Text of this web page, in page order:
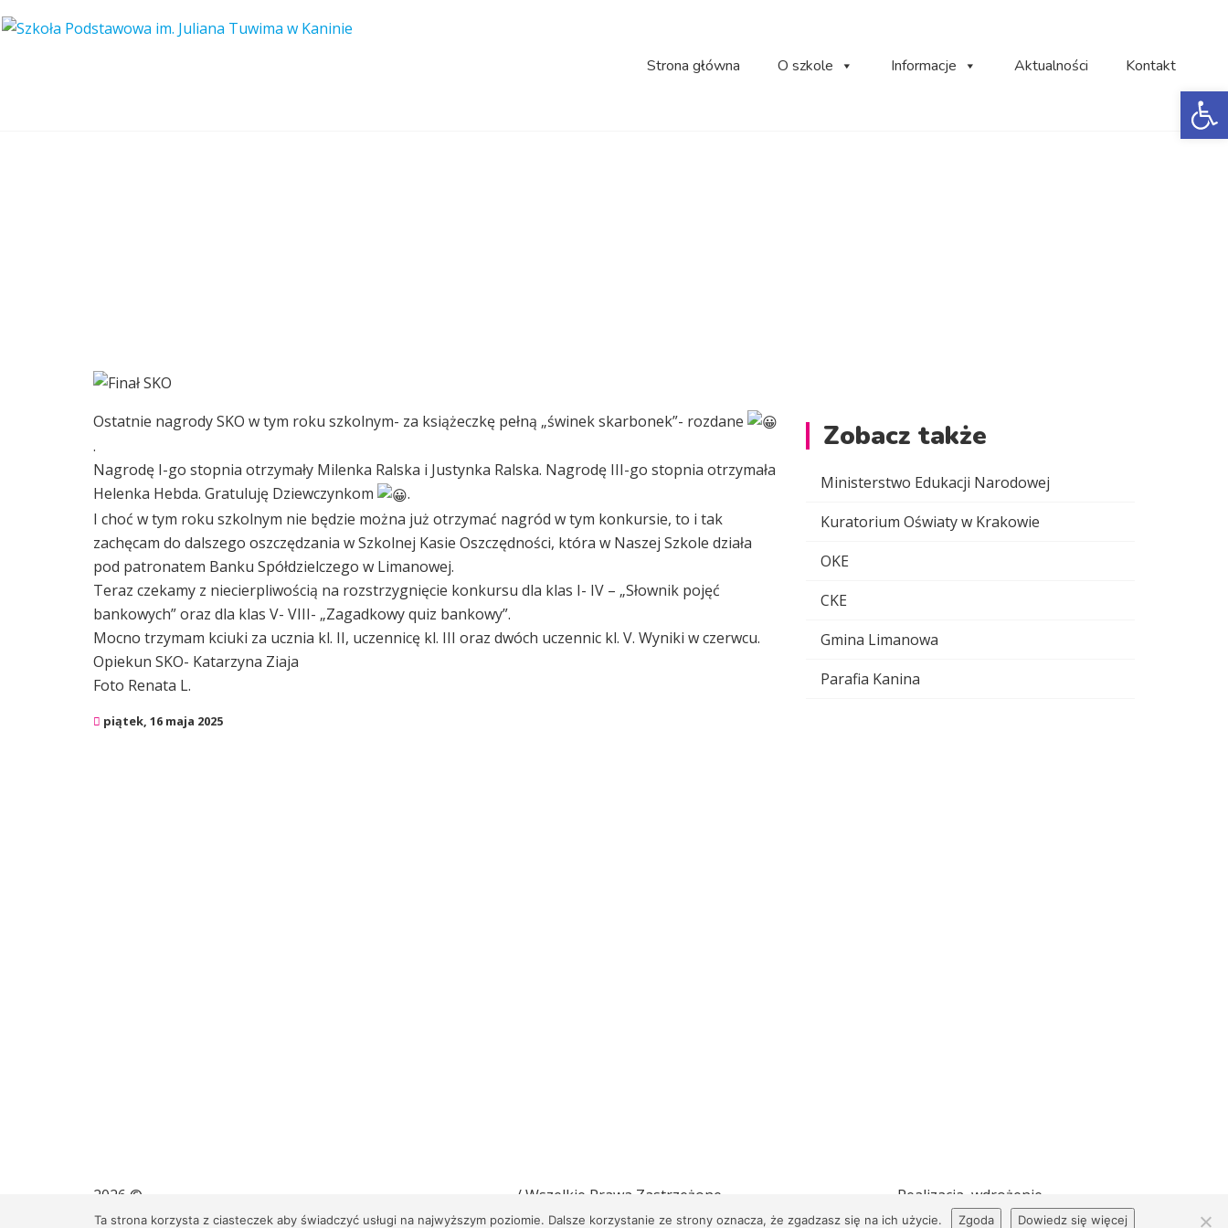
Strona główna O szkole Informacje Aktualności Kontakt
Ostatnie nagrody SKO w tym roku szkolnym- za książeczkę pełną „świnek skarbonek”- rozdane
.
Nagrodę I-go stopnia otrzymały Milenka Ralska i Justynka Ralska. Nagrodę III-go stopnia otrzymała
Helenka Hebda. Gratuluję Dziewczynkom
.
I choć w tym roku szkolnym nie będzie można już otrzymać nagród w tym konkursie, to i tak
zachęcam do dalszego oszczędzania w Szkolnej Kasie Oszczędności, która w Naszej Szkole działa
pod patronatem Banku Spółdzielczego w Limanowej.
Teraz czekamy z niecierpliwością na rozstrzygnięcie konkursu dla klas I- IV – „Słownik pojęć
bankowych” oraz dla klas V- VIII- „Zagadkowy quiz bankowy”.
Mocno trzymam kciuki za ucznia kl. II, uczennicę kl. III oraz dwóch uczennic kl. V. Wyniki w czerwcu.
Opiekun SKO- Katarzyna Ziaja
Foto Renata L.
piątek, 16 maja 2025
Zobacz także
Ministerstwo Edukacji Narodowej
Kuratorium Oświaty w Krakowie
OKE
CKE
Gmina Limanowa
Parafia Kanina
2026 © / Wszelkie Prawa Zastrzeżone Realizacja, wdrożenie
Ta strona korzysta z ciasteczek aby świadczyć usługi na najwyższym poziomie. Dalsze korzystanie ze strony oznacza, że zgadzasz się na ich użycie. Zgoda Dowiedz się więcej